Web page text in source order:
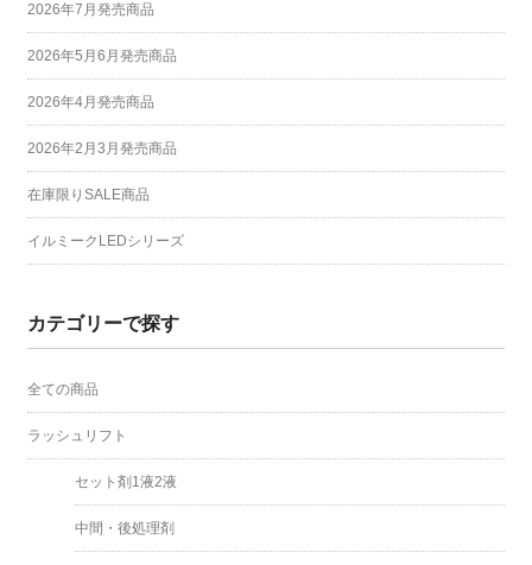
2026年7月発売商品
2026年5月6月発売商品
2026年4月発売商品
2026年2月3月発売商品
在庫限りSALE商品
イルミークLEDシリーズ
カテゴリーで探す
全ての商品
ラッシュリフト
セット剤1液2液
中間・後処理剤